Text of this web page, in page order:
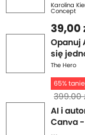
Karolina
Concept
39,00
Opanuj
się
The Hero
65%
399.00
AI i
Canva